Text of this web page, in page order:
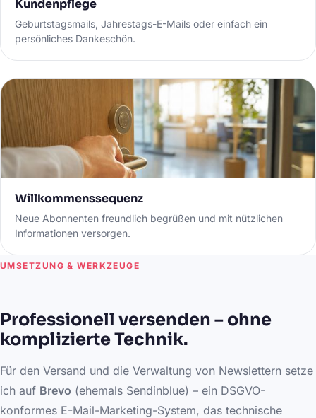
Kundenpflege
Geburtstagsmails, Jahrestags-E-Mails oder einfach ein
persönliches Dankeschön.
Willkommenssequenz
Neue Abonnenten freundlich begrüßen und mit nützlichen
Informationen versorgen.
UMSETZUNG & WERKZEUGE
Professionell versenden – ohne
komplizierte Technik.
Für den Versand und die Verwaltung von Newslettern setze
ich auf Brevo (ehemals Sendinblue) – ein DSGVO-
konformes E-Mail-Marketing-System, das technische